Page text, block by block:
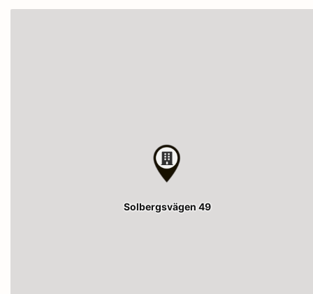
Solbergsvägen 49